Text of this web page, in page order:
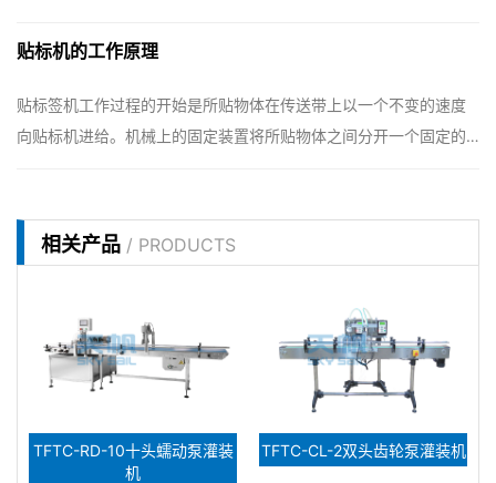
锥形产品的圆周面上贴标签或贴膜，如玻璃瓶、塑料瓶等，可实现
贴标机的工作原理
贴标签机工作过程的开始是所贴物体在传送带上以一个不变的速度
向贴标机进给。机械上的固定装置将所贴物体之间分开一个固定的
动，标签带从卷轴中被拉出，同时经过贴…
相关产品 / PRODUCTS
TFTC-RD-10十头蠕动泵灌装
机
TFTC-CL-2双头齿轮泵灌装机